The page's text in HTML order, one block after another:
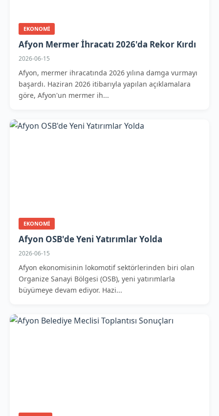
EKONOMI
Afyon Mermer İhracatı 2026'da Rekor Kırdı
2026-06-15
Afyon, mermer ihracatında 2026 yılına damga vurmayı
başardı. Haziran 2026 itibarıyla yapılan açıklamalara
göre, Afyon'un mermer ih...
EKONOMI
Afyon OSB'de Yeni Yatırımlar Yolda
2026-06-15
Afyon ekonomisinin lokomotif sektörlerinden biri olan
Organize Sanayi Bölgesi (OSB), yeni yatırımlarla
büyümeye devam ediyor. Hazi...